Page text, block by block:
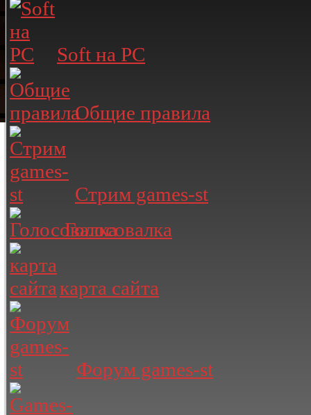
Soft на PC
Общие правила
Стрим games-st
Голосовалка
карта сайта
Форум games-st